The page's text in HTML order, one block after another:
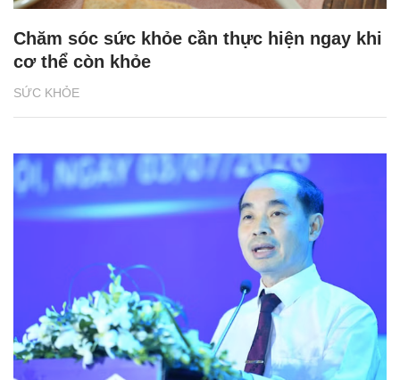
SỨC KHỎE
Chăm sóc sức khỏe cần thực hiện ngay khi
cơ thể còn khỏe